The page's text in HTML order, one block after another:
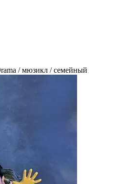
/ мюзикл / семейный